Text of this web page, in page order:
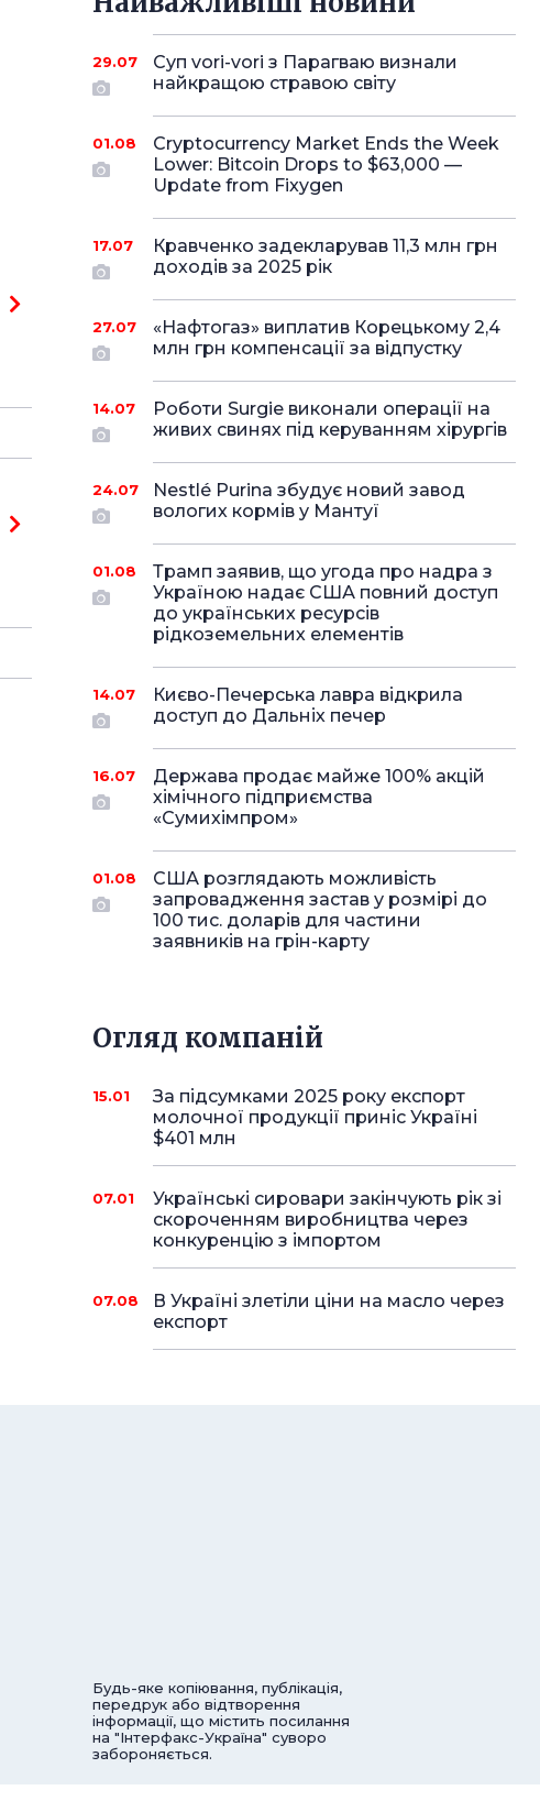
29.07
Суп vori-vori з Парагваю визнали
найкращою стравою світу
01.08
Cryptocurrency Market Ends the Week
Lower: Bitcoin Drops to $63,000 —
Update from Fixygen
17.07
Кравченко задекларував 11,3 млн грн
доходів за 2025 рік
27.07
«Нафтогаз» виплатив Корецькому 2,4
млн грн компенсації за відпустку
14.07
Роботи Surgie виконали операції на
живих свинях під керуванням хірургів
24.07
Nestlé Purina збудує новий завод
вологих кормів у Мантуї
01.08
Трамп заявив, що угода про надра з
Україною надає США повний доступ
до українських ресурсів
рідкоземельних елементів
14.07
Києво-Печерська лавра відкрила
доступ до Дальніх печер
16.07
Держава продає майже 100% акцій
хімічного підприємства
«Сумихімпром»
01.08
США розглядають можливість
запровадження застав у розмірі до
100 тис. доларів для частини
заявників на грін-карту
Огляд компаній
15.01
За підсумками 2025 року експорт
молочної продукції приніс Україні
$401 млн
07.01
Українські сировари закінчують рік зі
скороченням виробництва через
конкуренцію з імпортом
07.08
В Україні злетіли ціни на масло через
експорт
Будь-яке копіювання, публікація,
передрук або відтворення
інформації, що містить посилання
на "Інтерфакс-Україна" суворо
забороняється.